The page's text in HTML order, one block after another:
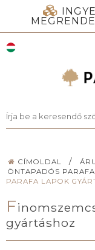
CÍMOLDAL /
ÖNTAPADÓS PARAFA
PARAFA LAPOK
F
gyártáshoz